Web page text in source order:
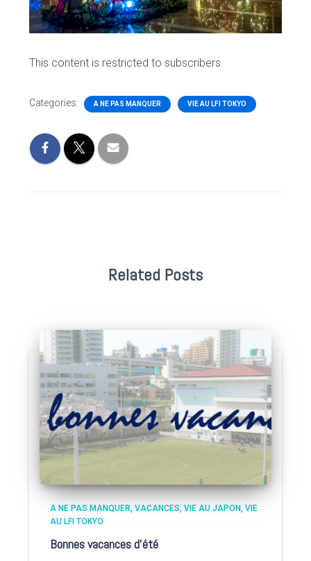
This content is restricted to subscribers
Categories: A NE PAS MANQUER VIE AU LFI TOKYO
Related Posts
A NE PAS MANQUER VACANCES VIE AU JAPON VIE
AU LFI TOKYO
Bonnes vacances d’été